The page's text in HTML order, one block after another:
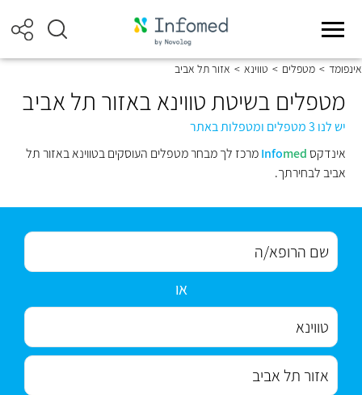
אינפומד > מטפלים > טווינא > אזור תל אביב
מטפלים בשיטת טווינא באזור תל אביב
יש לנו 3 מטפלים ומטפלות באתר
אינדקס
Infomed
מרכז לך מבחר מטפלים העוסקים בטווינא באזור תל
אביב לבחירתך.
או